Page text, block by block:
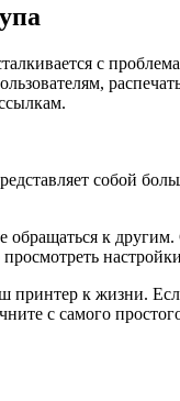
с
собой
к
принтер к жизни.
с самого